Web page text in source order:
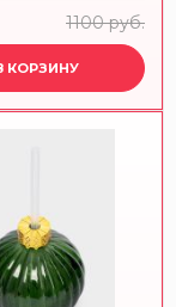
1100 руб.
КОРЗИНУ